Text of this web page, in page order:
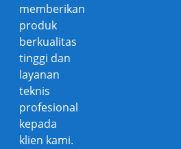
memberikan
produk
berkualitas
tinggi dan
layanan
teknis
profesional
kepada
klien kami.